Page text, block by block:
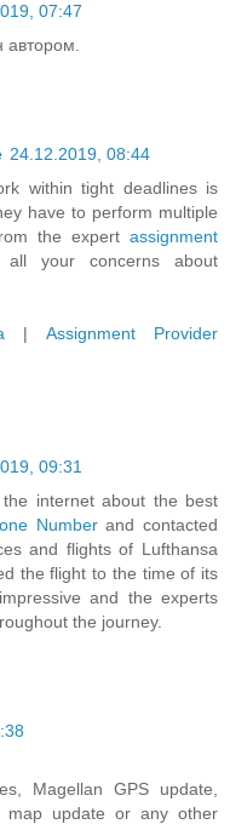
07:47
24.12.2019, 08:44
within tight deadlines is
have to perform multiple
the expert assignment
your concerns about
| Assignment Provider
09:31
internet about the best
Numberand contacted
and flights of Lufthansa
the flight to the time of its
and the experts
the journey.
Magellan GPS update,
map update or any other